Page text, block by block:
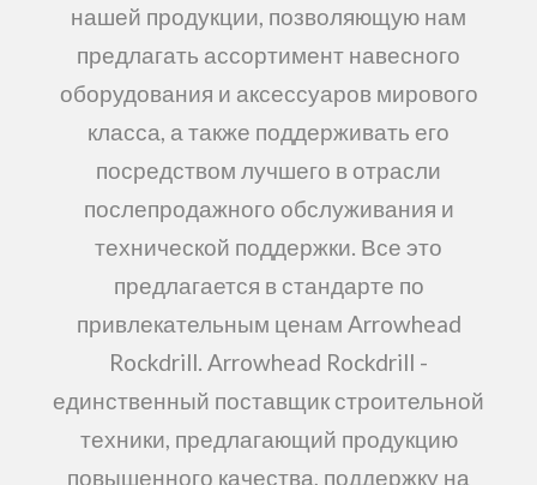
нашей продукции, позволяющую нам
предлагать ассортимент навесного
оборудования и аксессуаров мирового
класса, а также поддерживать его
посредством лучшего в отрасли
послепродажного обслуживания и
технической поддержки. Все это
предлагается в стандарте по
привлекательным ценам Arrowhead
Rockdrill. Arrowhead Rockdrill -
единственный поставщик строительной
техники, предлагающий продукцию
повышенного качества, поддержку на